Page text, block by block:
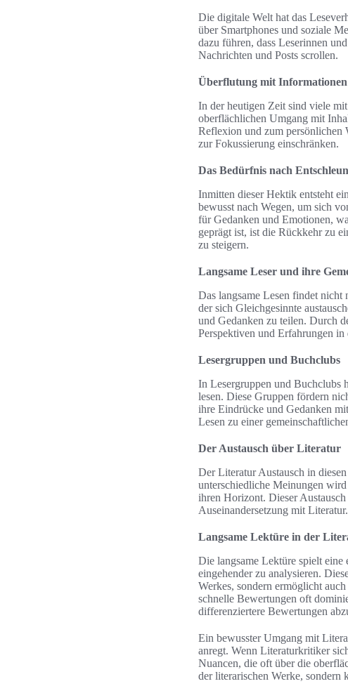
Die digitale Welt hat das
über Smartphones und soziale
dazu führen, dass Leserinnen
Nachrichten und Posts scrollen.
Überflutung mit Informationen
In der heutigen Zeit sind viele
oberflächlichen Umgang mit
Reflexion und zum persönlichen
zur Fokussierung einschränken.
Das Bedürfnis nach
Inmitten dieser Hektik entsteht
bewusst nach Wegen, um sich
für Gedanken und Emotionen,
geprägt ist, ist die Rückkehr zu
zu steigern.
Langsame Leser und ihre
Das langsame Lesen findet
der sich Gleichgesinnte
und Gedanken zu teilen. Durch
Perspektiven und Erfahrungen
Lesergruppen und Buchclubs
In Lesergruppen und Buchclubs
lesen. Diese Gruppen fördern
ihre Eindrücke und Gedanken
Lesen zu einer
Der Austausch über Literatur
Der Literatur Austausch in
unterschiedliche Meinungen
ihren Horizont. Dieser
Auseinandersetzung mit Literatur.
Langsame Lektüre in der
Die langsame Lektüre spielt
eingehender zu analysieren.
Werkes, sondern ermöglicht
schnelle Bewertungen oft
differenziertere Bewertungen
Ein bewusster Umgang mit
anregt. Wenn Literaturkritiker
Nuancen, die oft über die
der literarischen Werke, sondern